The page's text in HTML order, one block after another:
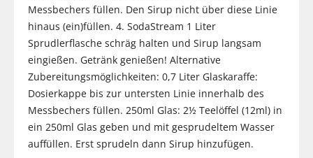
Messbechers füllen. Den Sirup nicht über diese Linie
hinaus (ein)füllen. 4. SodaStream 1 Liter
Sprudlerflasche schräg halten und Sirup langsam
eingießen. Getränk genießen! Alternative
Zubereitungsmöglichkeiten: 0,7 Liter Glaskaraffe:
Dosierkappe bis zur untersten Linie innerhalb des
Messbechers füllen. 250ml Glas: 2½ Teelöffel (12ml) in
ein 250ml Glas geben und mit gesprudeltem Wasser
auffüllen. Erst sprudeln dann Sirup hinzufügen.